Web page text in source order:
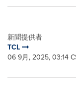
新聞提供者
TCL
06 9月, 2025, 03:14